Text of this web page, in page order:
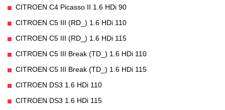
CITROEN C4 Picasso II 1.6 HDi 90
CITROEN C5 III (RD_) 1.6 HDi 110
CITROEN C5 III (RD_) 1.6 HDi 115
CITROEN C5 III Break (TD_) 1.6 HDi 110
CITROEN C5 III Break (TD_) 1.6 HDi 115
CITROEN DS3 1.6 HDi 110
CITROEN DS3 1.6 HDi 115